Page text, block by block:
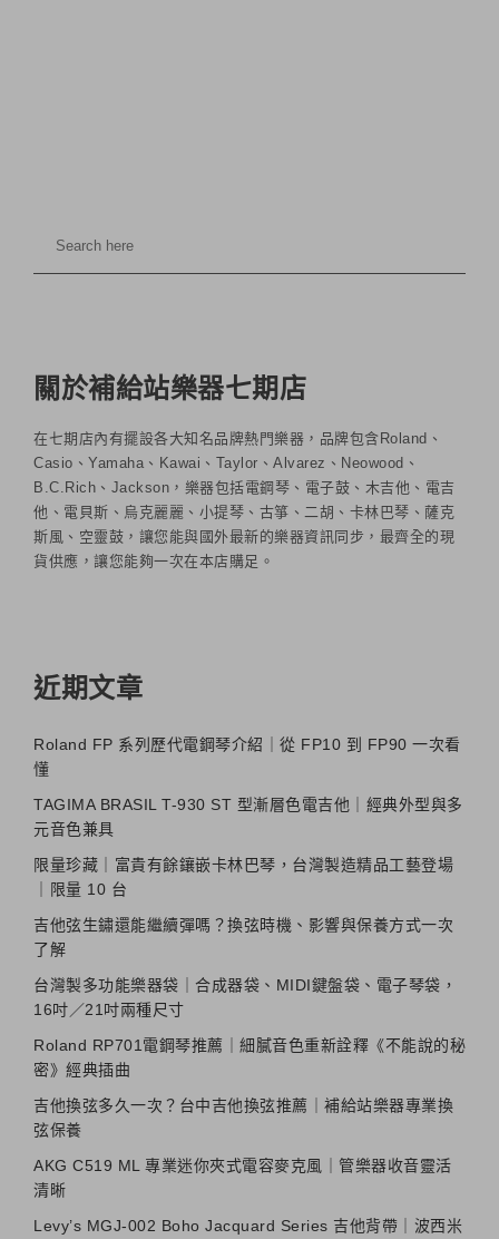
關於補給站樂器七期店
在七期店內有擺設各大知名品牌熱門樂器，品牌包含Roland、
Casio、Yamaha、Kawai、Taylor、Alvarez、Neowood、
B.C.Rich、Jackson，樂器包括電鋼琴、電子鼓、木吉他、電吉
他、電貝斯、烏克麗麗、小提琴、古箏、二胡、卡林巴琴、薩克
斯風、空靈鼓，讓您能與國外最新的樂器資訊同步，最齊全的現
貨供應，讓您能夠一次在本店購足。
近期文章
Roland FP 系列歷代電鋼琴介紹｜從 FP10 到 FP90 一次看
懂
TAGIMA BRASIL T-930 ST 型漸層色電吉他｜經典外型與多
元音色兼具
限量珍藏｜富貴有餘鑲嵌卡林巴琴，台灣製造精品工藝登場
｜限量 10 台
吉他弦生鏽還能繼續彈嗎？換弦時機、影響與保養方式一次
了解
台灣製多功能樂器袋｜合成器袋、MIDI鍵盤袋、電子琴袋，
16吋／21吋兩種尺寸
Roland RP701電鋼琴推薦｜細膩音色重新詮釋《不能說的秘
密》經典插曲
吉他換弦多久一次？台中吉他換弦推薦｜補給站樂器專業換
弦保養
AKG C519 ML 專業迷你夾式電容麥克風｜管樂器收音靈活
清晰
Levy’s MGJ-002 Boho Jacquard Series 吉他背帶｜波西米